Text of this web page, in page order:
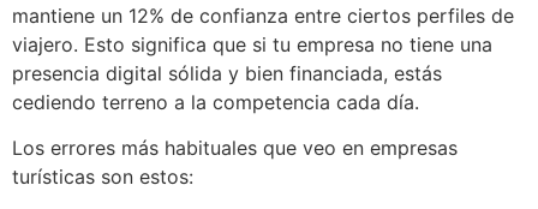
mantiene un 12% de confianza entre ciertos perfiles de
viajero. Esto significa que si tu empresa no tiene una
presencia digital sólida y bien financiada, estás
cediendo terreno a la competencia cada día.
Los errores más habituales que veo en empresas
turísticas son estos: